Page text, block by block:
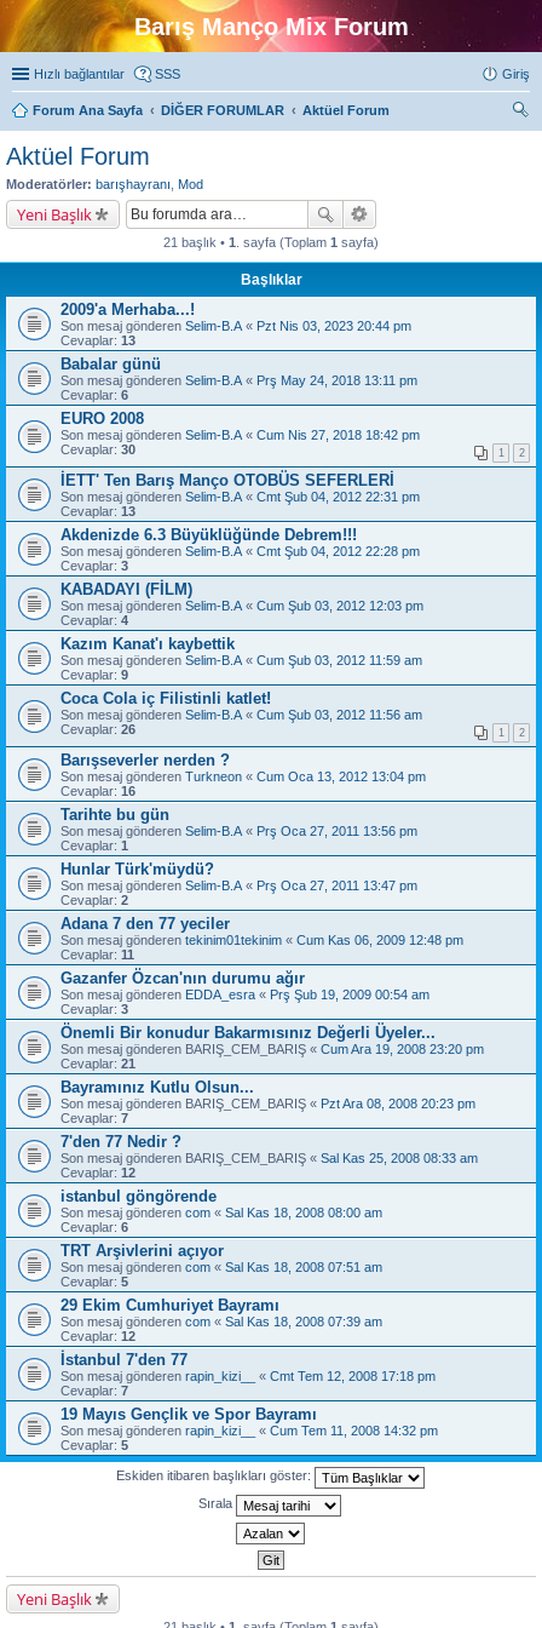
Barış Manço Mix Forum
Hızlı bağlantılar SSS Giriş
Forum Ana Sayfa DİĞER FORUMLAR
Aktüel Forum
Aktüel Forum
Moderatörler: barışhayranı Mod
Yeni Başlık
21 başlık • 1 . sayfa (Toplam 1 sayfa)
Başlıklar
2009'a Merhaba...!
Son mesaj gönderen Selim-B.A « Pzt Nis 03, 2023 20:44 pm
Cevaplar: 13
Babalar günü
Son mesaj gönderen Selim-B.A « Prş May 24, 2018 13:11 pm
Cevaplar: 6
EURO 2008
Son mesaj gönderen Selim-B.A « Cum Nis 27, 2018 18:42 pm
Cevaplar: 30 1 2
İETT' Ten Barış Manço OTOBÜS SEFERLERİ
Son mesaj gönderen Selim-B.A « Cmt Şub 04, 2012 22:31 pm
Cevaplar: 13
Akdenizde 6.3 Büyüklüğünde Debrem!!!
Son mesaj gönderen Selim-B.A « Cmt Şub 04, 2012 22:28 pm
Cevaplar: 3
KABADAYI (FİLM)
Son mesaj gönderen Selim-B.A « Cum Şub 03, 2012 12:03 pm
Cevaplar: 4
Kazım Kanat'ı kaybettik
Son mesaj gönderen Selim-B.A « Cum Şub 03, 2012 11:59 am
Cevaplar: 9
Coca Cola iç Filistinli katlet!
Son mesaj gönderen Selim-B.A « Cum Şub 03, 2012 11:56 am
Cevaplar: 26 1 2
Barışseverler nerden ?
Son mesaj gönderen Turkneon « Cum Oca 13, 2012 13:04 pm
Cevaplar: 16
Tarihte bu gün
Son mesaj gönderen Selim-B.A « Prş Oca 27, 2011 13:56 pm
Cevaplar: 1
Hunlar Türk'müydü?
Son mesaj gönderen Selim-B.A « Prş Oca 27, 2011 13:47 pm
Cevaplar: 2
Adana 7 den 77 yeciler
Son mesaj gönderen tekinim01tekinim « Cum Kas 06, 2009 12:48 pm
Cevaplar: 11
Gazanfer Özcan'nın durumu ağır
Son mesaj gönderen EDDA_esra « Prş Şub 19, 2009 00:54 am
Cevaplar: 3
Önemli Bir konudur Bakarmısınız Değerli Üyeler...
Son mesaj gönderen BARIŞ_CEM_BARIŞ « Cum Ara 19, 2008 23:20 pm
Cevaplar: 21
Bayramınız Kutlu Olsun...
Son mesaj gönderen BARIŞ_CEM_BARIŞ « Pzt Ara 08, 2008 20:23 pm
Cevaplar: 7
7'den 77 Nedir ?
Son mesaj gönderen BARIŞ_CEM_BARIŞ « Sal Kas 25, 2008 08:33 am
Cevaplar: 12
istanbul göngörende
Son mesaj gönderen com « Sal Kas 18, 2008 08:00 am
Cevaplar: 6
TRT Arşivlerini açıyor
Son mesaj gönderen com « Sal Kas 18, 2008 07:51 am
Cevaplar: 5
29 Ekim Cumhuriyet Bayramı
Son mesaj gönderen com « Sal Kas 18, 2008 07:39 am
Cevaplar: 12
İstanbul 7'den 77
Son mesaj gönderen rapin_kizi__ « Cmt Tem 12, 2008 17:18 pm
Cevaplar: 7
19 Mayıs Gençlik ve Spor Bayramı
Son mesaj gönderen rapin_kizi__ « Cum Tem 11, 2008 14:32 pm
Cevaplar: 5
Eskiden itibaren başlıkları göster:
Sırala
Yeni Başlık